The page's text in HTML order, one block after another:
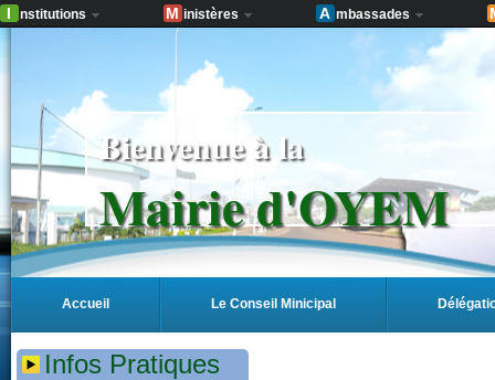
I nstitutions M inistères A mbassades
Bienvenue à la
Mairie d'OYEM
Accueil Le Conseil Minicipal
Infos Pratiques